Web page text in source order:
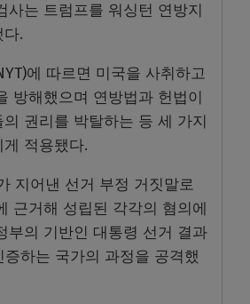
사는 트럼프를 워싱턴 연방지
다.
에 따르면 미국을 사취하고
방해했으며 연방법과 헌법이
권리를 박탈하는 등 세 가지
적용됐다.
지어낸 선거 부정 거짓말로
근거해 성립된 각각의 혐의에
부의 기반인 대통령 선거 결과
증하는 국가의 과정을 공격했